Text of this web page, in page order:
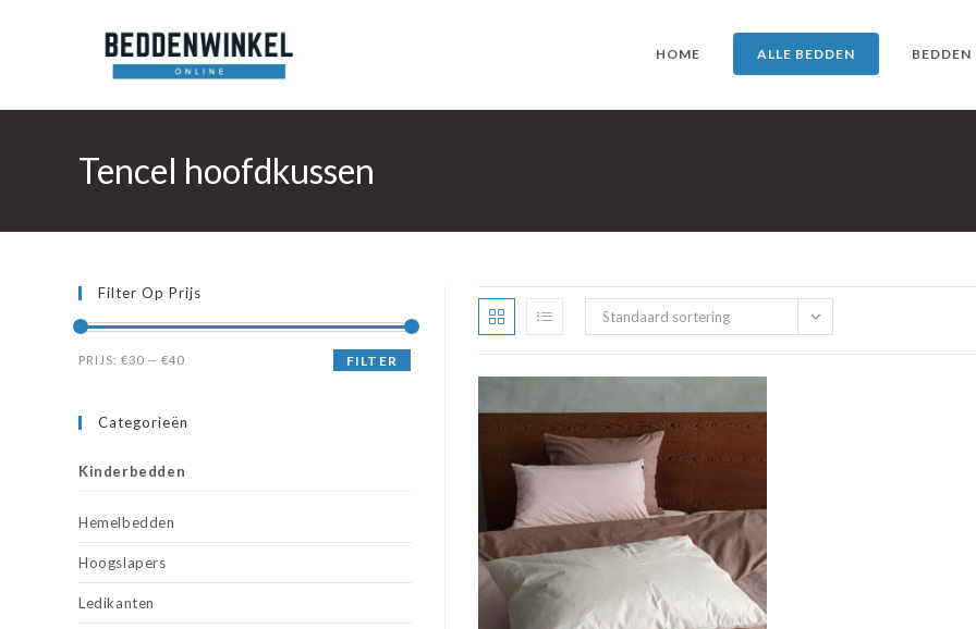
HOME ALLE BEDDEN BEDDEN
Tencel hoofdkussen
Standaard sortering
Filter Op Prijs
Min.
Max.
FILTER
PRIJS: €30 — €40
Categorieën
Kinderbedden
Hemelbedden
Hoogslapers
Ledikanten